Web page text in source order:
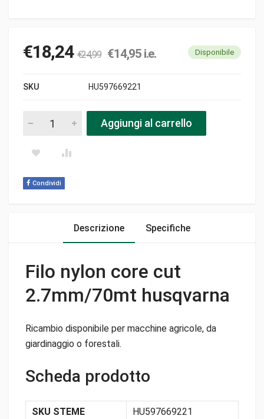
€18,24 €24,99 €14,95 i.e. Disponibile
SKU HU597669221
Filo nylon core cut 2.7mm/70mt husqvarna pezzi
Aggiungi al carrello
Condividi
Descrizione Specifiche
Filo nylon core cut
2.7mm/70mt husqvarna
Ricambio disponibile per macchine agricole, da
giardinaggio o forestali.
Scheda prodotto
SKU STEME
HU597669221